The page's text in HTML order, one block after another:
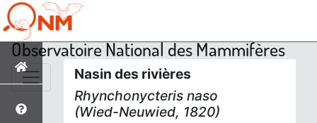
Observatoire National des Mammifères
Nasin des rivières
Rhynchonycteris naso
(Wied-Neuwied, 1820)